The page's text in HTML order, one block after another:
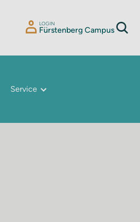
LOGIN
Fürstenberg Campus
Service